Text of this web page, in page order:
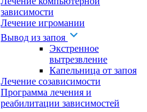
зависимости
Лечение игромании
Вывод из запоя
Экстренное
вытрезвление
Капельница от запоя
Лечение созависимости
Программа лечения и
реабилитации зависимостей